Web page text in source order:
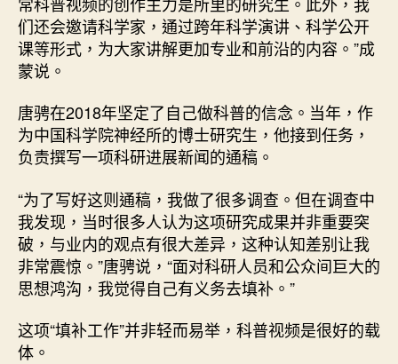
们还会邀请科学家，通过跨年科学演讲、科学公开
课等形式，为大家讲解更加专业和前沿的内容。”成
蒙说。
唐骋在2018年坚定了自己做科普的信念。当年，作
为中国科学院神经所的博士研究生，他接到任务，
负责撰写一项科研进展新闻的通稿。
“为了写好这则通稿，我做了很多调查。但在调查中
我发现，当时很多人认为这项研究成果并非重要突
破，与业内的观点有很大差异，这种认知差别让我
非常震惊。”唐骋说，“面对科研人员和公众间巨大的
思想鸿沟，我觉得自己有义务去填补。”
这项“填补工作”并非轻而易举，科普视频是很好的载
体。